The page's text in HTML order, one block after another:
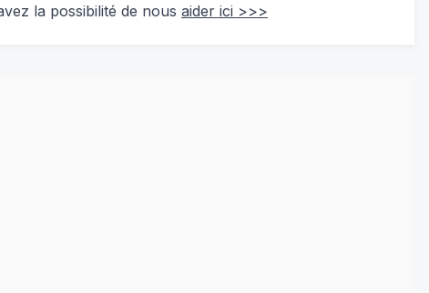
la possibilité de nous aider ici >>>